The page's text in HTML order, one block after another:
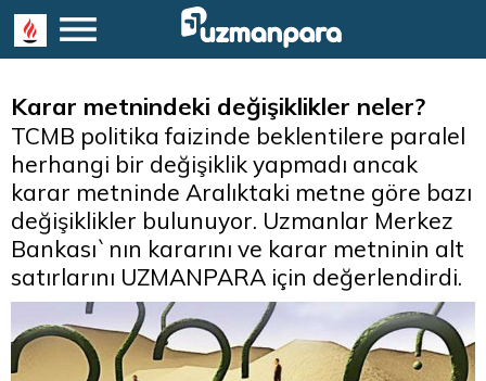
Karar metnindeki değişiklikler neler?
TCMB politika faizinde beklentilere paralel
herhangi bir değişiklik yapmadı ancak
karar metninde Aralıktaki metne göre bazı
değişiklikler bulunuyor. Uzmanlar Merkez
Bankası`nın kararını ve karar metninin alt
satırlarını UZMANPARA için değerlendirdi.